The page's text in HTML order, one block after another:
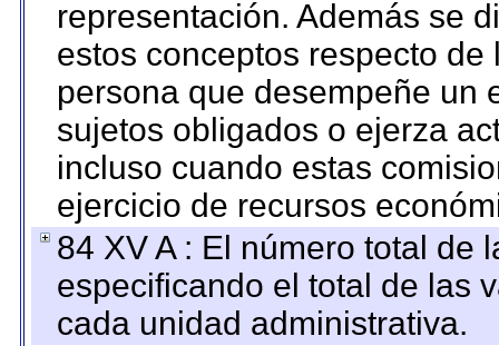
representación. Además se
estos conceptos respecto
persona que desempeñe un
sujetos obligados o ejerza
incluso cuando estas
ejercicio de recursos
84 XV A : El número total de
especificando el total de las
cada unidad administrativa.